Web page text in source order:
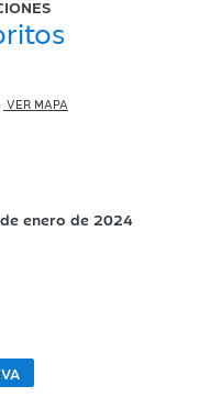
VER MAPA
enero de 2024